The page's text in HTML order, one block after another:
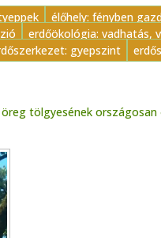
élőhely: fényben
erdőökológia: vadhatás,
gyepszint
tölgyesének országosan